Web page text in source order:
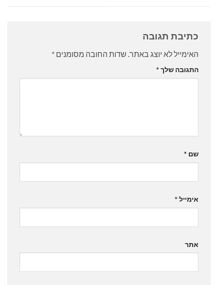
כתיבת תגובה
האימייל לא יוצג באתר. שדות החובה מסומנים *
התגובה שלך *
שם *
אימייל *
אתר